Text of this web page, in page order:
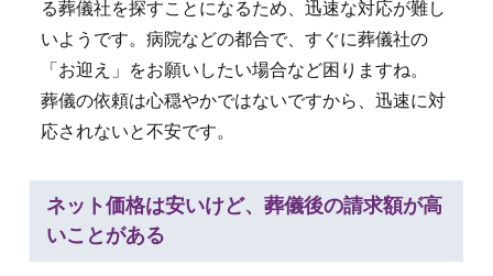
る葬儀社を探すことになるため、迅速な対応が難し
いようです。病院などの都合で、すぐに葬儀社の
「お迎え」をお願いしたい場合など困りますね。
葬儀の依頼は心穏やかではないですから、迅速に対
応されないと不安です。
ネット価格は安いけど、葬儀後の請求額が高
いことがある